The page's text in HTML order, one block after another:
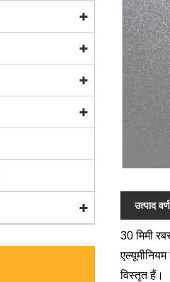
उत्पाद
30 मिमी
विस्तृत हैं।